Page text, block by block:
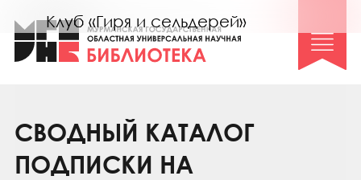
Клуб «Гиря и сельдерей»
Клуб «Семейный архив»
Коллегам
Контакты
СВОДНЫЙ КАТАЛОГ
ПОДПИСКИ НА